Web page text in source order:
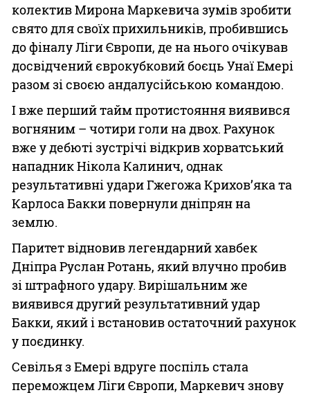
колектив Мирона Маркевича зумів зробити
свято для своїх прихильників, пробившись
до фіналу Ліги Європи, де на нього очікував
досвідчений єврокубковий боєць Унаї Емері
разом зі своєю андалусійською командою.
І вже перший тайм протистояння виявився
вогняним – чотири голи на двох. Рахунок
вже у дебюті зустрічі відкрив хорватський
нападник Нікола Калинич, однак
результативні удари Гжегожа Крихов’яка та
Карлоса Бакки повернули дніпрян на
землю.
Паритет відновив легендарний хавбек
Дніпра Руслан Ротань, який влучно пробив
зі штрафного удару. Вирішальним же
виявився другий результативний удар
Бакки, який і встановив остаточний рахунок
у поєдинку.
Севілья з Емері вдруге поспіль стала
переможцем Ліги Європи, Маркевич знову